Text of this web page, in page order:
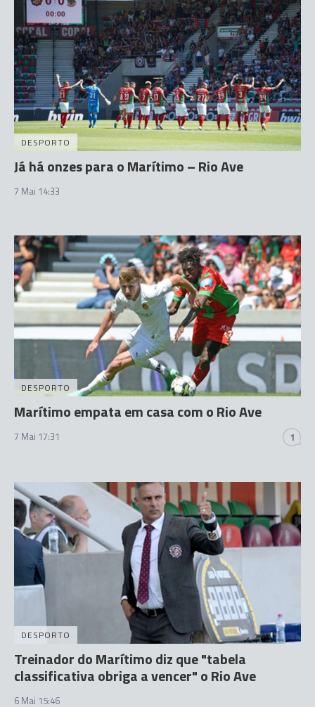
DESPORTO
Já há onzes para o Marítimo – Rio Ave
7 Mai 14:33
DESPORTO
Marítimo empata em casa com o Rio Ave
7 Mai 17:31 1
DESPORTO
Treinador do Marítimo diz que "tabela
classificativa obriga a vencer" o Rio Ave
6 Mai 15:46